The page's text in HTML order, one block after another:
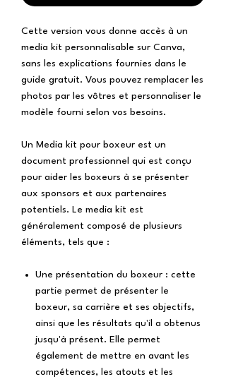
Cette version vous donne accès à un
media kit personnalisable sur Canva,
sans les explications fournies dans le
guide gratuit. Vous pouvez remplacer les
photos par les vôtres et personnaliser le
modèle fourni selon vos besoins.
Un Media kit pour boxeur est un
document professionnel qui est conçu
pour aider les boxeurs à se présenter
aux sponsors et aux partenaires
potentiels. Le media kit est
généralement composé de plusieurs
éléments, tels que :
Une présentation du boxeur : cette
partie permet de présenter le
boxeur, sa carrière et ses objectifs,
ainsi que les résultats qu'il a obtenus
jusqu'à présent. Elle permet
également de mettre en avant les
compétences, les atouts et les